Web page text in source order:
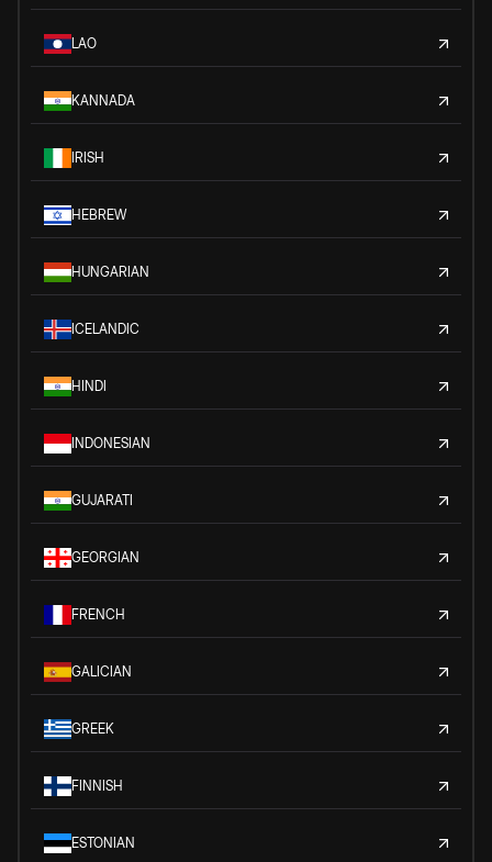
LAO
KANNADA
IRISH
HEBREW
HUNGARIAN
ICELANDIC
HINDI
INDONESIAN
GUJARATI
GEORGIAN
FRENCH
GALICIAN
GREEK
FINNISH
ESTONIAN